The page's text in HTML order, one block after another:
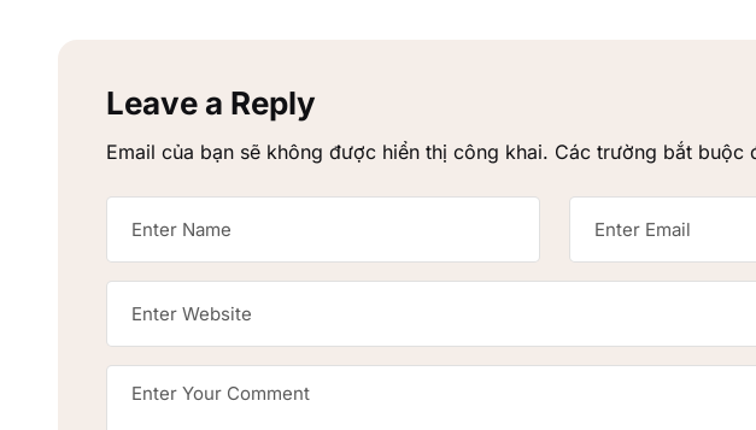
Leave a Reply
Email của bạn sẽ không được hiển thị công khai. Các trường bắt buộc